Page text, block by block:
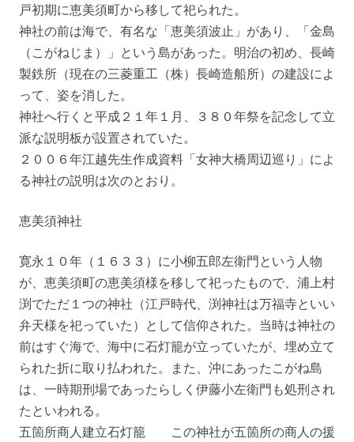
戸初期に恵美須町から移して祀られた。
神社の前は海で、有名な「恵美須波止」があり、「金島
（こがねじま）」という島があった。明治の初め、長崎
製鉄所（現在の三菱重工（株）長崎造船所）の建設によ
って、姿を消した。
神社へ行くと平成２１年１月、３８０年祭を記念して立
派な説明板が設置されていた。
２００６年江越先生作成資料「女神大橋周辺巡り」によ
る神社の説明は次のとおり。
恵美須神社
寛永１０年（１６３３）に小柳五郎左衛門という人物
が、恵美須町の恵美須様を移して祀ったもので、浦上村
渕でただ１つの神社（江戸時代、渕神社は万福寺といい
弁天様を祀っていた）として信仰された。当時は神社の
前はすぐ海で、海中に石灯籠が立っていたが、埋め立て
られた折に取り払われた。また、沖にあったこがね島
は、一時期刑場であったらしく伊藤小左衛門も処刑され
たといわれる。
五箇所商人建立石灯籠 この神社が五箇所の商人の援